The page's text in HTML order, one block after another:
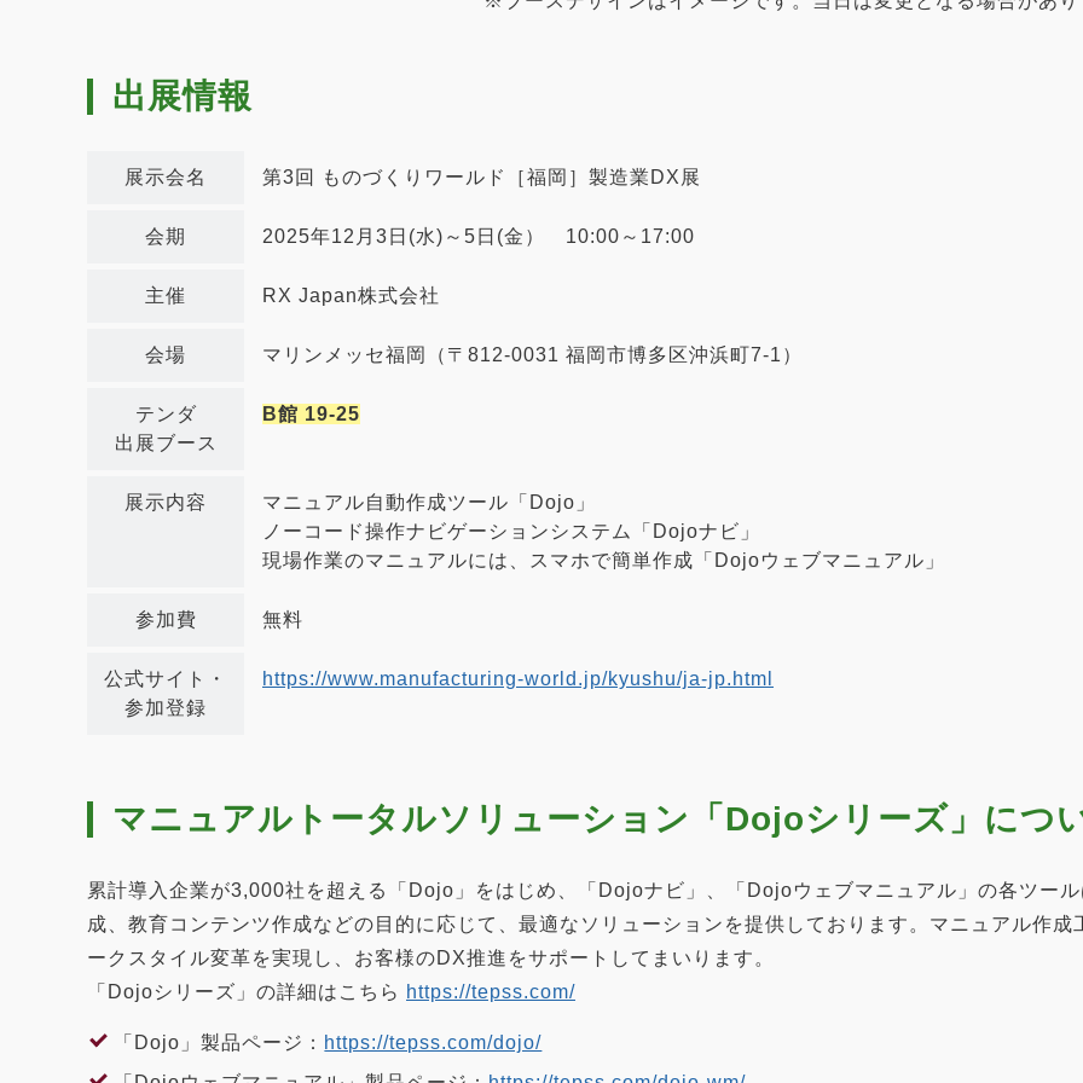
出展情報
展示会名 第3回 ものづくりワールド［福岡］製造業DX展
会期 2025年12月3日(水)～5日(金） 10:00～17:00
主催 RX Japan株式会社
会場 マリンメッセ福岡（〒812-0031 福岡市博多区沖浜町7-1）
テンダ
出展ブース
B館 19-25
展示内容
マニュアル自動作成ツール「Dojo」
ノーコード操作ナビゲーションシステム「Dojoナビ」
現場作業のマニュアルには、スマホで簡単作成「Dojoウェブマニュアル」
参加費 無料
公式サイト・
参加登録
https://www.manufacturing-world.jp/kyushu/ja-jp.html
マニュアルトータルソリューション「Dojoシリーズ」につ
累計導入企業が3,000社を超える「Dojo」をはじめ、「Dojoナビ」、「Dojoウェブマニュアル」の各ツー
成、教育コンテンツ作成などの目的に応じて、最適なソリューションを提供しております。マニュアル作
ークスタイル変革を実現し、お客様のDX推進をサポートしてまいります。
「Dojoシリーズ」の詳細はこちら https://tepss.com/
「Dojo」製品ページ： https://tepss.com/dojo/